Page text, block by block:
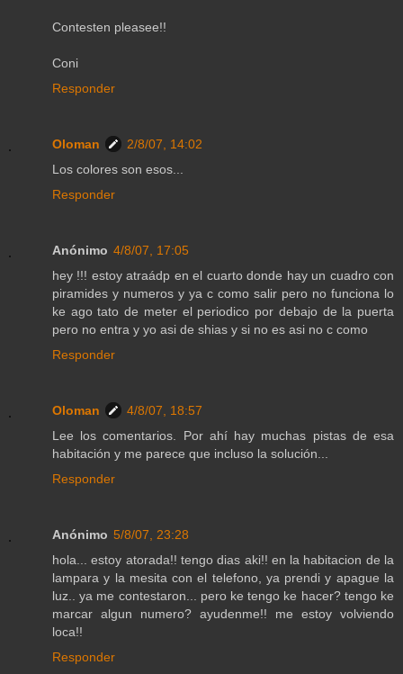
Contesten pleasee!!
Coni
Responder
Oloman
2/8/07, 14:02
Los colores son esos...
Responder
Anónimo 4/8/07, 17:05
hey !!! estoy atraádp en el cuarto donde hay un cuadro con
piramides y numeros y ya c como salir pero no funciona lo
ke ago tato de meter el periodico por debajo de la puerta
pero no entra y yo asi de shias y si no es asi no c como
Responder
Oloman
4/8/07, 18:57
Lee los comentarios. Por ahí hay muchas pistas de esa
habitación y me parece que incluso la solución...
Responder
Anónimo 5/8/07, 23:28
hola... estoy atorada!! tengo dias aki!! en la habitacion de la
lampara y la mesita con el telefono, ya prendi y apague la
luz.. ya me contestaron... pero ke tengo ke hacer? tengo ke
marcar algun numero? ayudenme!! me estoy volviendo
loca!!
Responder